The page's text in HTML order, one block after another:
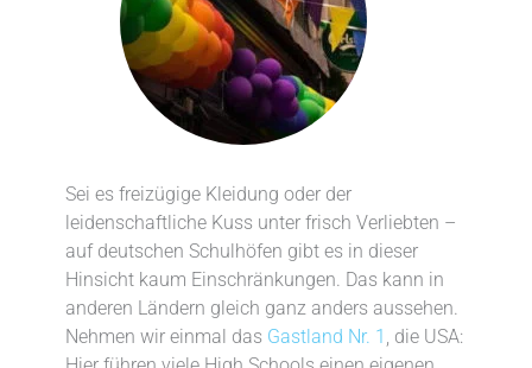
Sei es freizügige Kleidung oder der
leidenschaftliche Kuss unter frisch Verliebten –
auf deutschen Schulhöfen gibt es in dieser
Hinsicht kaum Einschränkungen. Das kann in
anderen Ländern gleich ganz anders aussehen.
Nehmen wir einmal das Gastland Nr. 1 , die USA: